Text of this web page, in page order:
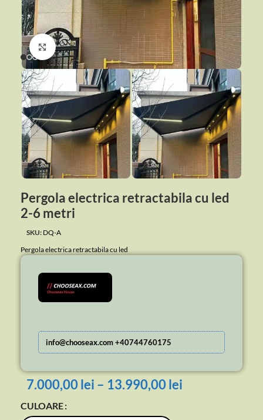
Click to enlarge
Pergola electrica retractabila cu led
2-6 metri
SKU: DQ-A
Pergola electrica retractabila cu led
info@chooseax.com +40744760175
7.000,00lei – 13.990,00lei
CULOARE